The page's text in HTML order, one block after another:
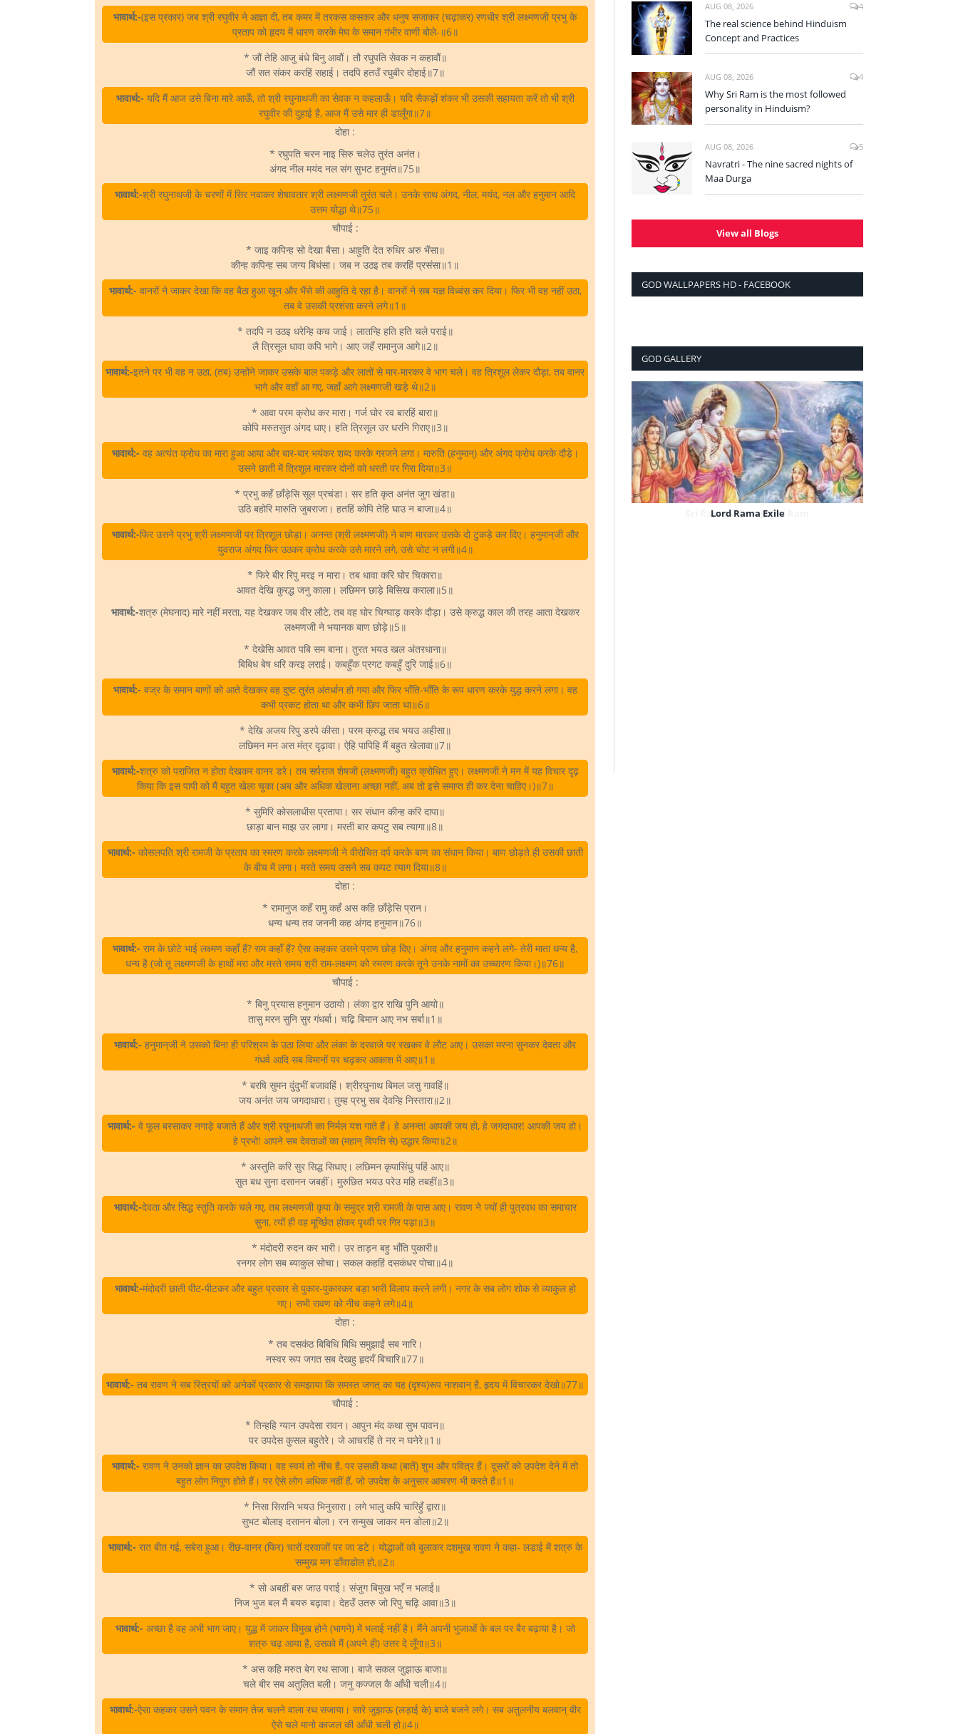
भावार्थ:-(इस प्रकार) जब श्री रघुवीर ने आज्ञा दी, तब कमर में तरकस कसकर और धनुष सजाकर (चढ़ाकर) रणधीर श्री लक्ष्मणजी प्रभु के
प्रताप को हृदय में धारण करके मेघ के समान गंभीर वाणी बोले-॥6॥
* जौं तेहि आजु बंधे बिनु आवौं। तौ रघुपति सेवक न कहावौं॥
जौं सत संकर करहिं सहाई। तदपि हतउँ रघुबीर दोहाई॥7॥
भावार्थ:- यदि मैं आज उसे बिना मारे आऊँ, तो श्री रघुनाथजी का सेवक न कहलाऊँ। यदि सैकड़ों शंकर भी उसकी सहायता करें तो भी श्री
रघुवीर की दुहाई है, आज मैं उसे मार ही डालूँगा॥7॥
दोहा :
* रघुपति चरन नाइ सिरु चलेउ तुरंत अनंत।
अंगद नील मयंद नल संग सुभट हनुमंत॥75॥
भावार्थ:-श्री रघुनाथजी के चरणों में सिर नवाकर शेषावतार श्री लक्ष्मणजी तुरंत चले। उनके साथ अंगद, नील, मयंद, नल और हनुमान आदि
उत्तम योद्धा थे॥75॥
चौपाई :
* जाइ कपिन्ह सो देखा बैसा। आहुति देत रुधिर अरु भैंसा॥
कीन्ह कपिन्ह सब जग्य बिधंसा। जब न उठइ तब करहिं प्रसंसा॥1॥
भावार्थ:- वानरों ने जाकर देखा कि वह बैठा हुआ खून और भैंसे की आहुति दे रहा है। वानरों ने सब यज्ञ विध्वंस कर दिया। फिर भी वह नहीं उठा,
तब वे उसकी प्रशंसा करने लगे॥1॥
* तदपि न उठइ धरेन्हि कच जाई। लातन्हि हति हति चले पराई॥
लै त्रिसूल धावा कपि भागे। आए जहँ रामानुज आगे॥2॥
भावार्थ:-इतने पर भी वह न उठा, (तब) उन्होंने जाकर उसके बाल पकड़े और लातों से मार-मारकर वे भाग चले। वह त्रिशूल लेकर दौड़ा, तब वानर
भागे और वहाँ आ गए, जहाँ आगे लक्ष्मणजी खड़े थे॥2॥
* आवा परम क्रोध कर मारा। गर्ज घोर रव बारहिं बारा॥
कोपि मरुतसुत अंगद धाए। हति त्रिसूल उर धरनि गिराए॥3॥
भावार्थ:- वह अत्यंत क्रोध का मारा हुआ आया और बार-बार भयंकर शब्द करके गरजने लगा। मारुति (हनुमान्‌) और अंगद क्रोध करके दौड़े।
उसने छाती में त्रिशूल मारकर दोनों को धरती पर गिरा दिया॥3॥
* प्रभु कहँ छाँड़ेसि सूल प्रचंडा। सर हति कृत अनंत जुग खंडा॥
उठि बहोरि मारुति जुबराजा। हतहिं कोपि तेहि घाउ न बाजा॥4॥
भावार्थ:-फिर उसने प्रभु श्री लक्ष्मणजी पर त्रिशूल छोड़ा। अनन्त (श्री लक्ष्मणजी) ने बाण मारकर उसके दो टुकड़े कर दिए। हनुमान्‌जी और
युवराज अंगद फिर उठकर क्रोध करके उसे मारने लगे, उसे चोट न लगी॥4॥
* फिरे बीर रिपु मरइ न मारा। तब धावा करि घोर चिकारा॥
आवत देखि कुरद्ध जनु काला। लछिमन छाड़े बिसिख कराला॥5॥
भावार्थ:-शत्रु (मेघनाद) मारे नहीं मरता, यह देखकर जब वीर लौटे, तब वह घोर चिग्घाड़ करके दौड़ा। उसे क्रुद्ध काल की तरह आता देखकर
लक्ष्मणजी ने भयानक बाण छोड़े॥5॥
* देखेसि आवत पबि सम बाना। तुरत भयउ खल अंतरधाना॥
बिबिध बेष धरि करइ लराई। कबहुँक प्रगट कबहुँ दुरि जाई॥6॥
भावार्थ:- वज्र के समान बाणों को आते देखकर वह दुष्ट तुरंत अंतर्धान हो गया और फिर भाँति-भाँति के रूप धारण करके युद्ध करने लगा। वह
कभी प्रकट होता था और कभी छिप जाता था॥6॥
* देखि अजय रिपु डरपे कीसा। परम क्रुद्ध तब भयउ अहीसा॥
लछिमन मन अस मंत्र दृढ़ावा। ऐहि पापिहि मैं बहुत खेलावा॥7॥
भावार्थ:-शत्रु को पराजित न होता देखकर वानर डरे। तब सर्पराज शेषजी (लक्ष्मणजी) बहुत क्रोधित हुए। लक्ष्मणजी ने मन में यह विचार दृढ़
किया कि इस पापी को मैं बहुत खेला चुका (अब और अधिक खेलाना अच्छा नहीं, अब तो इसे समाप्त ही कर देना चाहिए।)॥7॥
* सुमिरि कोसलाधीस प्रतापा। सर संधान कीन्ह करि दापा॥
छाड़ा बान माझ उर लागा। मरती बार कपटु सब त्यागा॥8॥
भावार्थ:- कोसलपति श्री रामजी के प्रताप का स्मरण करके लक्ष्मणजी ने वीरोचित दर्प करके बाण का संधान किया। बाण छोड़ते ही उसकी छाती
के बीच में लगा। मरते समय उसने सब कपट त्याग दिया॥8॥
दोहा :
* रामानुज कहँ रामु कहँ अस कहि छाँड़ेसि प्रान।
धन्य धन्य तव जननी कह अंगद हनुमान॥76॥
भावार्थ:- राम के छोटे भाई लक्ष्मण कहाँ हैं? राम कहाँ हैं? ऐसा कहकर उसने प्राण छोड़ दिए। अंगद और हनुमान कहने लगे- तेरी माता धन्य है,
धन्य है (जो तू लक्ष्मणजी के हाथों मरा और मरते समय श्री राम-लक्ष्मण को स्मरण करके तूने उनके नामों का उच्चारण किया।)॥76॥
चौपाई :
* बिनु प्रयास हनुमान उठायो। लंका द्वार राखि पुनि आयो॥
तासु मरन सुनि सुर गंधर्बा। चढ़ि बिमान आए नभ सर्बा॥1॥
भावार्थ:- हनुमान्‌जी ने उसको बिना ही परिश्रम के उठा लिया और लंका के दरवाजे पर रखकर वे लौट आए। उसका मरना सुनकर देवता और
गंधर्व आदि सब विमानों पर चढ़कर आकाश में आए॥1॥
* बरषि सुमन दुंदुभीं बजावहिं। श्रीरघुनाथ बिमल जसु गावहिं॥
जय अनंत जय जगदाधारा। तुम्ह प्रभु सब देवन्हि निस्तारा॥2॥
भावार्थ:- वे फूल बरसाकर नगाड़े बजाते हैं और श्री रघुनाथजी का निर्मल यश गाते हैं। हे अनन्त! आपकी जय हो, हे जगदाधार! आपकी जय हो।
हे प्रभो! आपने सब देवताओं का (महान्‌ विपत्ति से) उद्धार किया॥2॥
* अस्तुति करि सुर सिद्ध सिधाए। लछिमन कृपासिंधु पहिं आए॥
सुत बध सुना दसानन जबहीं। मुरुछित भयउ परेउ महि तबहीं॥3॥
भावार्थ:-देवता और सिद्ध स्तुति करके चले गए, तब लक्ष्मणजी कृपा के समुद्र श्री रामजी के पास आए। रावण ने ज्यों ही पुत्रवध का समाचार
सुना, त्यों ही वह मूर्च्छित होकर पृथ्वी पर गिर पड़ा॥3॥
* मंदोदरी रुदन कर भारी। उर ताड़न बहु भाँति पुकारी॥
रनगर लोग सब ब्याकुल सोचा। सकल कहहिं दसकंधर पोचा॥4॥
भावार्थ:-मंदोदरी छाती पीट-पीटकर और बहुत प्रकार से पुकार-पुकारकर बड़ा भारी विलाप करने लगी। नगर के सब लोग शोक से व्याकुल हो
गए। सभी रावण को नीच कहने लगे॥4॥
दोहा :
* तब दसकंठ बिबिधि बिधि समुझाईं सब नारि।
नस्वर रूप जगत सब देखहु हृदयँ बिचारि॥77॥
भावार्थ:- तब रावण ने सब स्त्रियों को अनेकों प्रकार से समझाया कि समस्त जगत्‌ का यह (दृश्य)रूप नाशवान्‌ है, हृदय में विचारकर देखो॥77॥
चौपाई :
* तिन्हहि ग्यान उपदेसा रावन। आपुन मंद कथा सुभ पावन॥
पर उपदेस कुसल बहुतेरे। जे आचरहिं ते नर न घनेरे॥1॥
भावार्थ:- रावण ने उनको ज्ञान का उपदेश किया। वह स्वयं तो नीच है, पर उसकी कथा (बातें) शुभ और पवित्र हैं। दूसरों को उपदेश देने में तो
बहुत लोग निपुण होते हैं। पर ऐसे लोग अधिक नहीं हैं, जो उपदेश के अनुसार आचरण भी करते हैं॥1॥
* निसा सिरानि भयउ भिनुसारा। लगे भालु कपि चारिहुँ द्वारा॥
सुभट बोलाइ दसानन बोला। रन सन्मुख जाकर मन डोला॥2॥
भावार्थ:- रात बीत गई, सबेरा हुआ। रीछ-वानर (फिर) चारों दरवाजों पर जा डटे। योद्धाओं को बुलाकर दशमुख रावण ने कहा- लड़ाई में शत्रु के
सम्मुख मन डाँवाडोल हो,॥2॥
* सो अबहीं बरु जाउ पराई। संजुग बिमुख भएँ न भलाई॥
निज भुज बल मैं बयरु बढ़ावा। देहउँ उतरु जो रिपु चढ़ि आवा॥3॥
भावार्थ:- अच्छा है वह अभी भाग जाए। युद्ध में जाकर विमुख होने (भागने) में भलाई नहीं है। मैंने अपनी भुजाओं के बल पर बैर बढ़ाया है। जो
शत्रु चढ़ आया है, उसको मैं (अपने ही) उत्तर दे लूँगा॥3॥
* अस कहि मरुत बेग रथ साजा। बाजे सकल जुझाऊ बाजा॥
चले बीर सब अतुलित बली। जनु कज्जल कै आँधी चली॥4॥
भावार्थ:-ऐसा कहकर उसने पवन के समान तेज चलने वाला रथ सजाया। सारे जुझाऊ (लड़ाई के) बाजे बजने लगे। सब अतुलनीय बलवान्‌ वीर
ऐसे चले मानो काजल की आँधी चली हो॥4॥
AUG 08, 2026 4
The real science behind Hinduism
Concept and Practices
AUG 08, 2026 4
Why Sri Ram is the most followed
personality in Hinduism?
AUG 08, 2026 5
Navratri - The nine sacred nights of
Maa Durga
View all Blogs
GOD WALLPAPERS HD - FACEBOOK
GOD GALLERY
Sri Ram Jai Ram Jai Jai Ram